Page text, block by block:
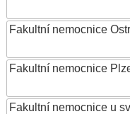
Fakultní nemocnice
Fakultní nemocnice
Fakultní nemocnice u